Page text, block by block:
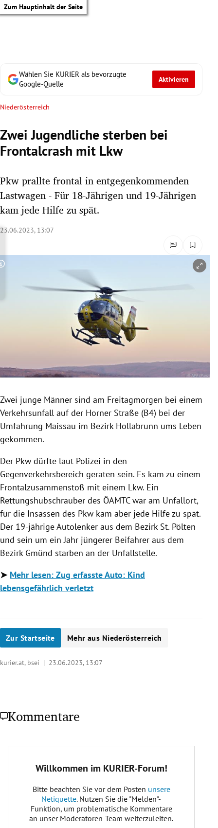
Zum Hauptinhalt der Seite
Untermenü
Untermenü
Untermenü
Untermenü
Wählen Sie KURIER als bevorzugte
Google-Quelle
Aktivieren
Niederösterreich
Zwei Jugendliche sterben bei
Frontalcrash mit Lkw
Pkw prallte frontal in entgegenkommenden
Lastwagen - Für 18-Jährigen und 19-Jährigen
kam jede Hilfe zu spät.
23.06.2023, 13:07
Copyright-Hinweis öffnen/schließen
Zwei junge Männer sind am Freitagmorgen bei einem
Verkehrsunfall auf der Horner Straße (B4) bei der
Umfahrung Maissau im Bezirk Hollabrunn ums Leben
gekommen.
Der Pkw dürfte laut Polizei in den
Gegenverkehrsbereich geraten sein. Es kam zu einem
Frontalzusammenstoß mit einem Lkw. Ein
Rettungshubschrauber des ÖAMTC war am Unfallort,
für die Insassen des Pkw kam aber jede Hilfe zu spät.
Der 19-jährige Autolenker aus dem Bezirk St. Pölten
und sein um ein Jahr jüngerer Beifahrer aus dem
Bezirk Gmünd starben an der Unfallstelle.
➤ Mehr lesen: Zug erfasste Auto: Kind
lebensgefährlich verletzt
Zur Startseite Mehr aus Niederösterreich
kurier.at, bsei | 23.06.2023, 13:07
Kommentare